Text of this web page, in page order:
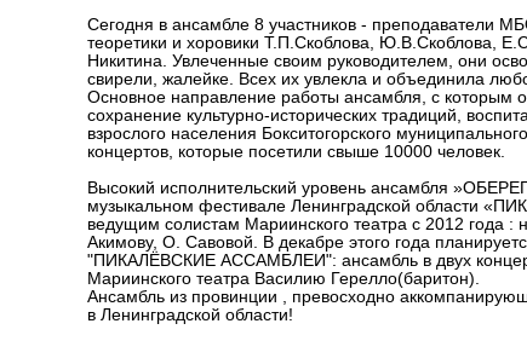
Сегодня в ансамбле 8 участников - преподаватели
теоретики и хоровики Т.П.Скоблова, Ю.В.Скоблова,
Никитина. Увлеченные своим руководителем, они
свирели, жалейке. Всех их увлекла и объединила
Основное направление работы ансамбля, с которым
сохранение культурно-исторических традиций,
взрослого населения Бокситогорского
концертов, которые посетили свыше 10000 человек.
Высокий исполнительский уровень ансамбля
музыкальном фестивале Ленинградской области
ведущим солистам Мариинского театра с 2012 года
Акимову, О. Савовой. В декабре этого года
"ПИКАЛЁВСКИЕ АССАМБЛЕИ": ансамбль в двух
Мариинского театра Василию Герелло(баритон).
Ансамбль из провинции , превосходно
в Ленинградской области!